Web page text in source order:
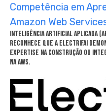
Competência em
Amazon Web
Inteligência Artificial Aplicada
reconhece que a ElectrifAi
expertise na construção ou
na AWS.